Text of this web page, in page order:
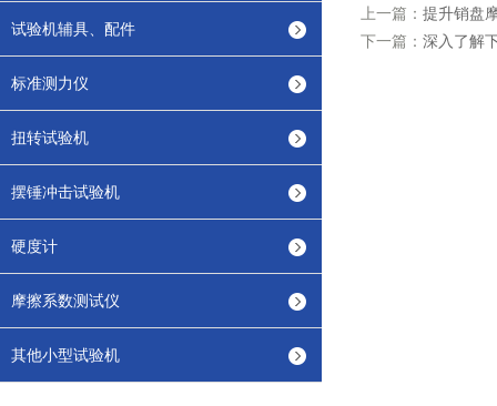
试验机辅具、配件
标准测力仪
扭转试验机
摆锤冲击试验机
硬度计
摩擦系数测试仪
其他小型试验机
上一篇： 提升销盘
下一篇： 深入了解